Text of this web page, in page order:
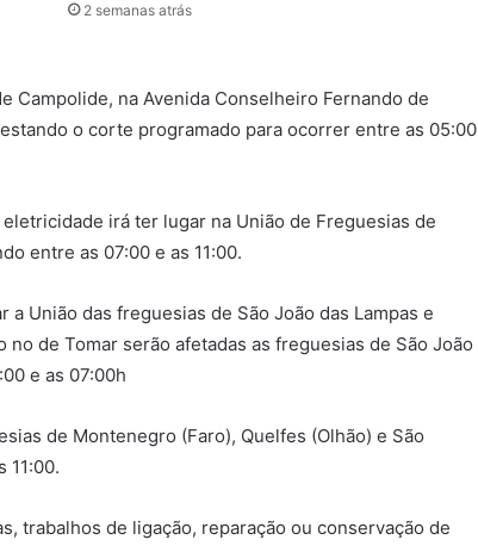
2 semanas atrás
Campolide, na Avenida Conselheiro Fernando de
o corte programado para ocorrer entre as 05:00
irá ter lugar na União de Freguesias de
entre as 07:00 e as 11:00.
União das freguesias de São João das Lampas e
de Tomar serão afetadas as freguesias de São João
e as 07:00h
de Montenegro (Faro), Quelfes (Olhão) e São
11:00.
trabalhos de ligação, reparação ou conservação de